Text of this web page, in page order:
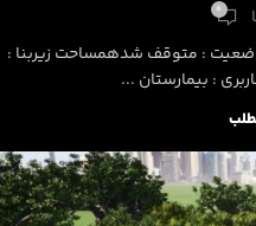
0
: متوقف شدهمساحت زیربنا :